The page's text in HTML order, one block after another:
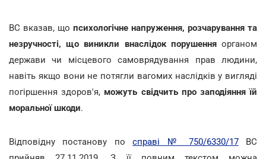
ВС вказав, що психологічне напруження, розчарування та
незручності, що виникли внаслідок порушенняорганом
держави чи місцевого самоврядування прав людини,
навіть якщо вони не потягли вагомих наслідків у вигляді
погіршення здоров'я, можуть свідчить про заподіяння їй
моральної шкоди.
Відповідну постанову посправі № 750/6330/17ВС